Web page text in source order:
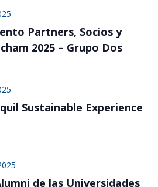
Partners, Socios y
2025 – Grupo Dos
Sustainable Experience
de las Universidades